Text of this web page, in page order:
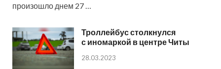
произошло днем 27 …
Троллейбус столкнулся
с иномаркой в центре Читы
28.03.2023